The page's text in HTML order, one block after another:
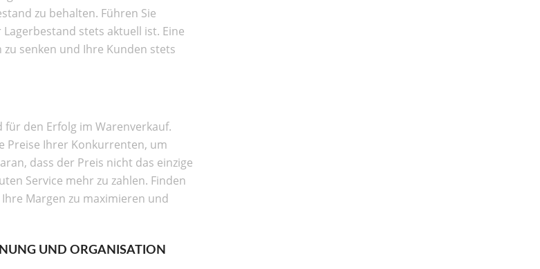
zu behalten. Führen Sie
stets aktuell ist. Eine
senken und Ihre Kunden stets
den Erfolg im Warenverkauf.
Preise Ihrer Konkurrenten, um
dass der Preis nicht das einzige
Service mehr zu zahlen. Finden
Margen zu maximieren und
UND ORGANISATION